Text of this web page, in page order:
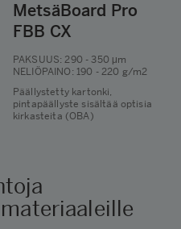
MetsäBoard Pro
FBB CX
PAKSUUS: 290 - 350 μm
NELIÖPAINO : 190 - 220 g/m2
Päällystetty kartonki,
pintapäällyste sisältää optisia
kirkasteita (OBA)